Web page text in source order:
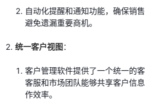
自动化提醒和通知功能，确保销
避免遗漏重要商机。
统一客户视图 ：
客户管理软件提供了一个统一的
客服和市场团队能够共享客户信
作效率。